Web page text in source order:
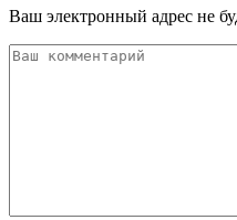
Ваш электронный адрес не